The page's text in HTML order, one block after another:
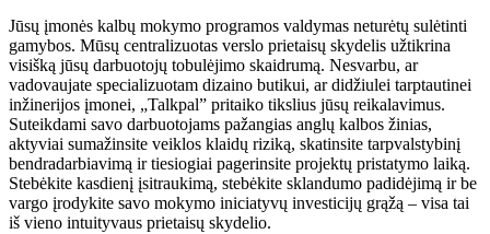
Jūsų įmonės kalbų mokymo programos valdymas neturėtų sulėtinti
gamybos. Mūsų centralizuotas verslo prietaisų skydelis užtikrina
visišką jūsų darbuotojų tobulėjimo skaidrumą. Nesvarbu, ar
vadovaujate specializuotam dizaino butikui, ar didžiulei tarptautinei
inžinerijos įmonei, „Talkpal” pritaiko tikslius jūsų reikalavimus.
Suteikdami savo darbuotojams pažangias anglų kalbos žinias,
aktyviai sumažinsite veiklos klaidų riziką, skatinsite tarpvalstybinį
bendradarbiavimą ir tiesiogiai pagerinsite projektų pristatymo laiką.
Stebėkite kasdienį įsitraukimą, stebėkite sklandumo padidėjimą ir be
vargo įrodykite savo mokymo iniciatyvų investicijų grąžą – visa tai
iš vieno intuityvaus prietaisų skydelio.